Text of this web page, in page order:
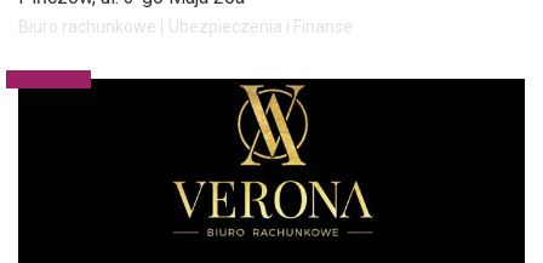
Biuro rachunkowe Ubezpieczenia i Finanse